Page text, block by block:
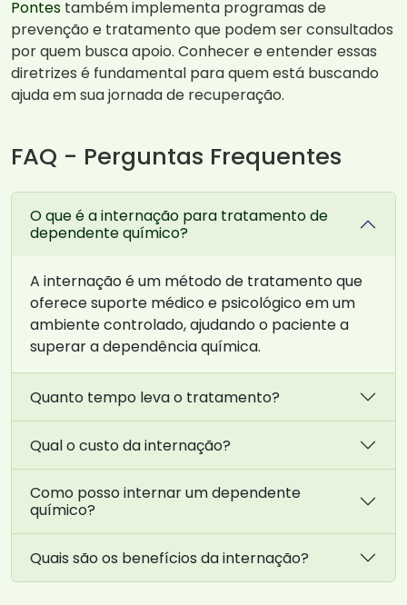
Pontes também implementa programas de
prevenção e tratamento que podem ser consultados
por quem busca apoio. Conhecer e entender essas
diretrizes é fundamental para quem está buscando
ajuda em sua jornada de recuperação.
FAQ - Perguntas Frequentes
O que é a internação para tratamento de
dependente químico?
A internação é um método de tratamento que
oferece suporte médico e psicológico em um
ambiente controlado, ajudando o paciente a
superar a dependência química.
Quanto tempo leva o tratamento?
Qual o custo da internação?
Como posso internar um dependente
químico?
Quais são os benefícios da internação?